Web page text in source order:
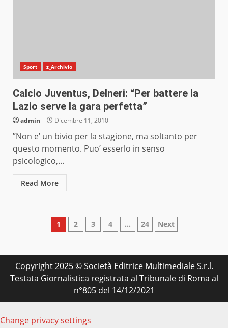
Sport z_Archivio
Calcio Juventus, Delneri: “Per battere la
Lazio serve la gara perfetta”
admin Dicembre 11, 2010
”Non e’ un bivio per la stagione, ma soltanto per
questo momento. Puo’ esserlo in senso
psicologico,...
Read More
Paginazione
articoli
1 2 3 4 … 24 Next
Copyright 2025 © Società Editrice Multimediale S.r.l.
Testata Giornalistica registrata al Tribunale di Roma al
n°805 del 14/12/2021
Change privacy settings